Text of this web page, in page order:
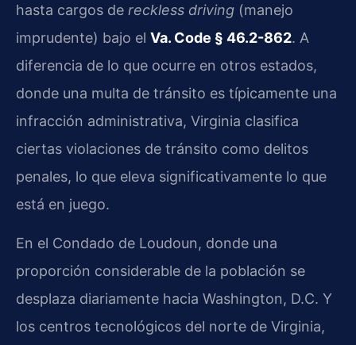
hasta cargos de reckless driving (manejo
imprudente) bajo el Va. Code § 46.2-862. A
diferencia de lo que ocurre en otros estados,
donde una multa de tránsito es típicamente una
infracción administrativa, Virginia clasifica
ciertas violaciones de tránsito como delitos
penales, lo que eleva significativamente lo que
está en juego.
En el Condado de Loudoun, donde una
proporción considerable de la población se
desplaza diariamente hacia Washington, D.C. Y
los centros tecnológicos del norte de Virginia,